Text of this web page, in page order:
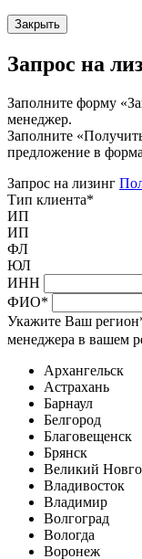
Закрыть
Запрос на
Заполните форму
менеджер.
Заполните
предложение в
Запрос на лизинг
Тип клиента*
ИП
ИП
ФЛ
ЮЛ
ИНН
ФИО*
Укажите Ваш регион
менеджера в вашем
Архангельск
Астрахань
Барнаул
Белгород
Благовещенск
Брянск
Великий
Владивосток
Владимир
Волгоград
Вологда
Воронеж